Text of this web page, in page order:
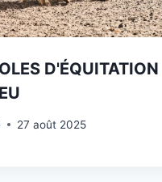
27 août 2025